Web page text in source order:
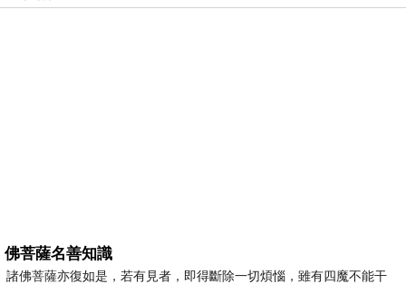
佛菩薩名善知識
諸佛菩薩亦復如是，若有見者，即得斷除一切煩惱，雖有四魔不能干